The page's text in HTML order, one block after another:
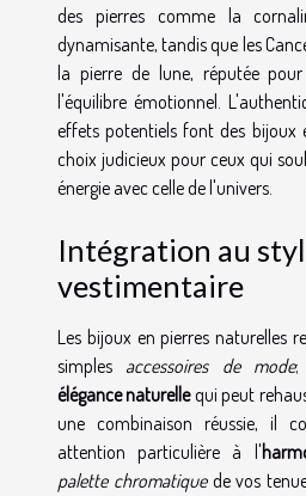
des pierres comme la
dynamisante, tandis que les
la pierre de lune, réputée
l'équilibre émotionnel.
effets potentiels font des bijoux
choix judicieux pour ceux qui
énergie avec celle de l'univers.
Intégration au
vestimentaire
Les bijoux en pierres naturelles
simples accessoires de mode;
élégance naturellequi peut
une combinaison réussie, il
attention particulière à l'
palette chromatiquede vos